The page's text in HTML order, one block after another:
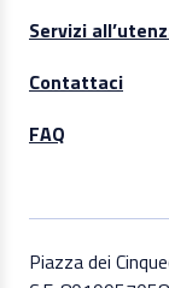
Servizi
Contattaci
FAQ
Piazza dei